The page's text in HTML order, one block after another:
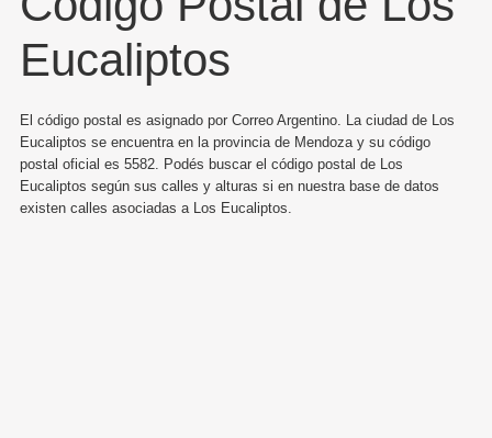
Eucaliptos
El código postal es asignado por Correo Argentino. La ciudad de Los
Eucaliptos se encuentra en la provincia de Mendoza y su código
postal oficial es 5582. Podés buscar el código postal de Los
Eucaliptos según sus calles y alturas si en nuestra base de datos
existen calles asociadas a Los Eucaliptos.